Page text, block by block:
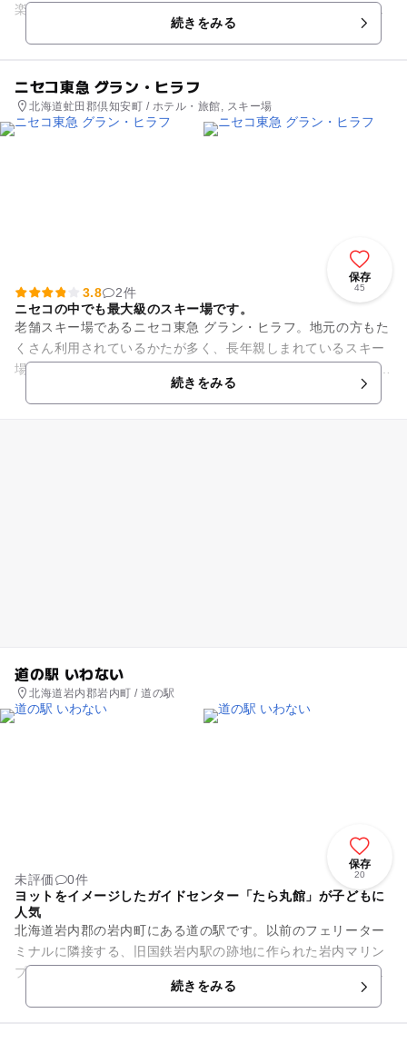
楽しめる他、迫力満点の犬ぞり・雪上の乗馬散策・スノーモー
続きをみる
ニセコ東急 グラン・ヒラフ
北海道虻田郡倶知安町 / ホテル・旅館, スキー場
保存
45
3.8
2件
ニセコの中でも最大級のスキー場です。
老舗スキー場であるニセコ東急 グラン・ヒラフ。地元の方もた
くさん利用されているかたが多く、長年親しまれているスキー
場です。 コース数も22本と多く初心者さんからベテランさんま
続きをみる
道の駅 いわない
北海道岩内郡岩内町 / 道の駅
保存
20
未評価
0件
ヨットをイメージしたガイドセンター「たら丸館」が子どもに
人気
北海道岩内郡の岩内町にある道の駅です。以前のフェリーター
ミナルに隣接する、旧国鉄岩内駅の跡地に作られた岩内マリン
プラザ地区に位置します。エリア内には、ヨットをイメージし
たガイドセンター「たら丸館...続きをみる